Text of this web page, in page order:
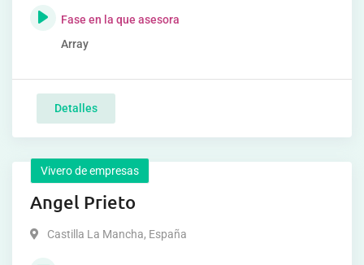
Fase en la que asesora
Array
Detalles
Vivero de empresas
Angel Prieto
Castilla La Mancha, España